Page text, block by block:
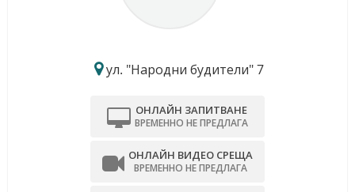
ул. "Народни будители" 7
ОНЛАЙН ЗАПИТВАНЕ
ВРЕМЕННО НЕ ПРЕДЛАГА
ОНЛАЙН ВИДЕО СРЕЩА
ВРЕМЕННО НЕ ПРЕДЛАГА